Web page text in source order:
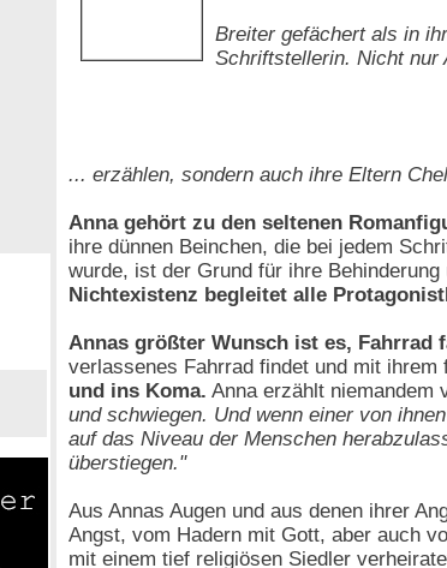
Breiter gefächert als in
Schriftstellerin. Nicht nur
... erzählen, sondern auch ihre Eltern
Anna gehört zu den seltenen
ihre dünnen Beinchen, die bei jedem
wurde, ist der Grund für ihre
Nichtexistenz begleitet alle
Annas größter Wunsch ist es, Fahrrad
verlassenes Fahrrad findet und mit
und ins Koma. Anna erzählt niemandem
und schwiegen. Und wenn einer von
auf das Niveau der Menschen
überstiegen."
Aus Annas Augen und aus denen ihrer
Angst, vom Hadern mit Gott, aber auch
mit einem tief religiösen Siedler